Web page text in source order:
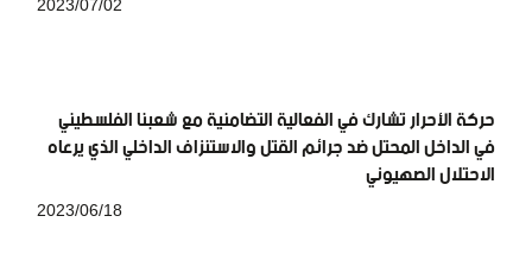
حركة الأحرار تشارك في الفعالية التضامنية مع شعبنا الفلسطيني
في الداخل المحتل ضد جرائم القتل والاستنزاف الداخلي الذي يرعاه
الاحتلال الصهيوني